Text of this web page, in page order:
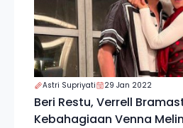
Astri Supriyati 29 Jan 2022
Beri Restu, Verrell
Kebahagiaan Venna